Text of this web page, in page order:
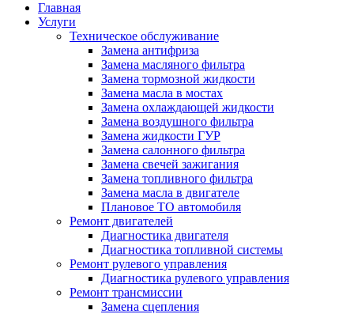
Главная
Услуги
Техническое обслуживание
Замена антифриза
Замена масляного фильтра
Замена тормозной жидкости
Замена масла в мостах
Замена охлаждающей жидкости
Замена воздушного фильтра
Замена жидкости ГУР
Замена салонного фильтра
Замена свечей зажигания
Замена топливного фильтра
Замена масла в двигателе
Плановое ТО автомобиля
Ремонт двигателей
Диагностика двигателя
Диагностика топливной системы
Ремонт рулевого управления
Диагностика рулевого управления
Ремонт трансмиссии
Замена сцепления